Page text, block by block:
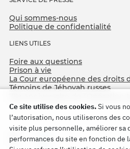
Qui sommes-nous
Politique de confidentialité
LIENS UTILES
Foire aux questions
Prison à vie
La Cour européenne des droits
Témoins de Jéhovah russes
Ce site utilise des cookies.Si vous
l’autorisation, nous utiliserons des
visite plus personnelle, améliorer sa
performances du site en fonction de